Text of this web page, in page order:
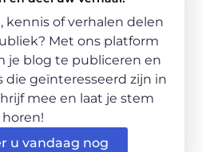
kennis of verhalen delen
Met ons platform
je blog te publiceren en
die geïnteresseerd zijn in
mee en laat je stem
horen!
u vandaag nog